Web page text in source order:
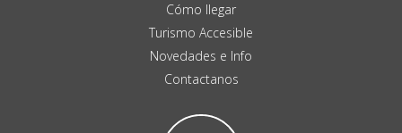
Cómo llegar
Turismo Accesible
Novedades e Info
Contactanos